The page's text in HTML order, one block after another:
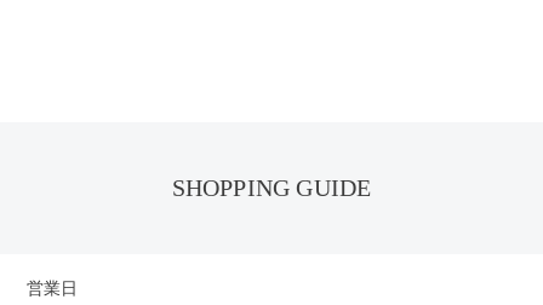
SHOPPING GUIDE
営業日